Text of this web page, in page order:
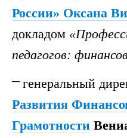
России» Оксана
докладом
педагогов:
генеральный
Развития
Грамотности